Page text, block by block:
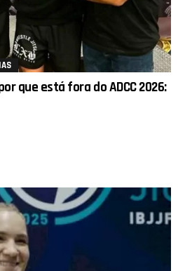
que está fora do ADCC 2026: